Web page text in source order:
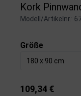
Kork
Modell/Artikelnr.:
Größe
180 x 90 cm
109,34 €